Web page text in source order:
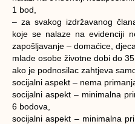
1 bod,
– za svakog izdržavanog
koje se nalaze na evidenciji
zapošljavanje – domaćice,
mlade osobe životne dobi do
ako je podnosilac zahtjeva
socijalni aspekt – nema
socijalni aspekt – minimalna
6 bodova,
socijalni aspekt – minimalna